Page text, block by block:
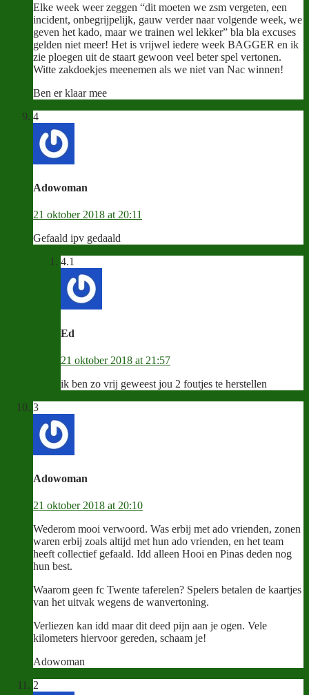
Elke week weer zeggen “dit moeten we zsm vergeten, een
incident, onbegrijpelijk, gauw verder naar volgende week, we
geven het kado, maar we trainen wel lekker” bla bla excuses
gelden niet meer! Het is vrijwel iedere week BAGGER en ik
zie ploegen uit de staart gewoon veel beter spel vertonen.
Witte zakdoekjes meenemen als we niet van Nac winnen!
Ben er klaar mee
4
Adowoman
21 oktober 2018 at 20:11
Gefaald ipv gedaald
4.1
Ed
21 oktober 2018 at 21:57
ik ben zo vrij geweest jou 2 foutjes te herstellen
3
Adowoman
21 oktober 2018 at 20:10
Wederom mooi verwoord. Was erbij met ado vrienden, zonen
waren erbij zoals altijd met hun ado vrienden, en het team
heeft collectief gefaald. Idd alleen Hooi en Pinas deden nog
hun best.
Waarom geen fc Twente taferelen? Spelers betalen de kaartjes
van het uitvak wegens de wanvertoning.
Verliezen kan idd maar dit deed pijn aan je ogen. Vele
kilometers hiervoor gereden, schaam je!
Adowoman
2